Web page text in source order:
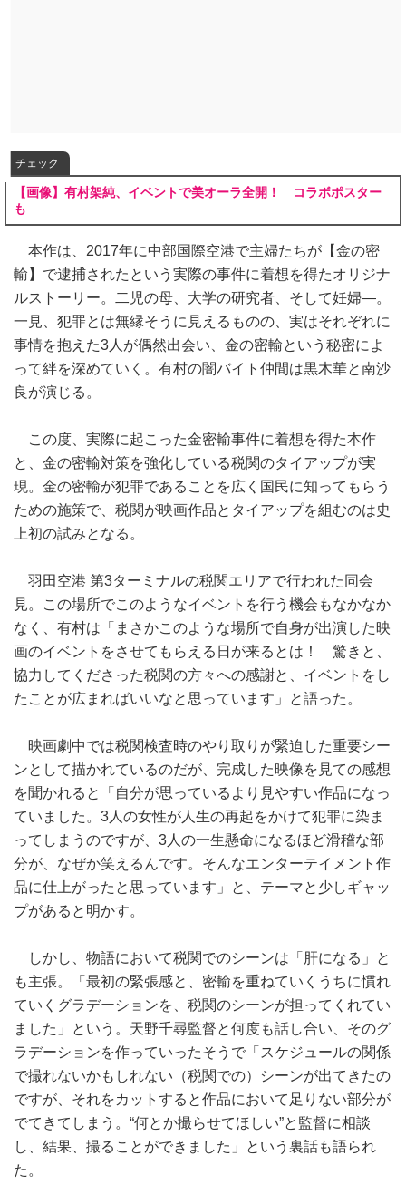
チェック
【画像】有村架純、イベントで美オーラ全開！ コラボポスター
も
本作は、2017年に中部国際空港で主婦たちが【金の密
輸】で逮捕されたという実際の事件に着想を得たオリジナ
ルストーリー。二児の母、大学の研究者、そして妊婦―。
一見、犯罪とは無縁そうに見えるものの、実はそれぞれに
事情を抱えた3人が偶然出会い、金の密輸という秘密によ
って絆を深めていく。有村の闇バイト仲間は黒木華と南沙
良が演じる。
この度、実際に起こった金密輸事件に着想を得た本作
と、金の密輸対策を強化している税関のタイアップが実
現。金の密輸が犯罪であることを広く国民に知ってもらう
ための施策で、税関が映画作品とタイアップを組むのは史
上初の試みとなる。
羽田空港 第3ターミナルの税関エリアで行われた同会
見。この場所でこのようなイベントを行う機会もなかなか
なく、有村は「まさかこのような場所で自身が出演した映
画のイベントをさせてもらえる日が来るとは！ 驚きと、
協力してくださった税関の方々への感謝と、イベントをし
たことが広まればいいなと思っています」と語った。
映画劇中では税関検査時のやり取りが緊迫した重要シー
ンとして描かれているのだが、完成した映像を見ての感想
を聞かれると「自分が思っているより見やすい作品になっ
ていました。3人の女性が人生の再起をかけて犯罪に染ま
ってしまうのですが、3人の一生懸命になるほど滑稽な部
分が、なぜか笑えるんです。そんなエンターテイメント作
品に仕上がったと思っています」と、テーマと少しギャッ
プがあると明かす。
しかし、物語において税関でのシーンは「肝になる」と
も主張。「最初の緊張感と、密輸を重ねていくうちに慣れ
ていくグラデーションを、税関のシーンが担ってくれてい
ました」という。天野千尋監督と何度も話し合い、そのグ
ラデーションを作っていったそうで「スケジュールの関係
で撮れないかもしれない（税関での）シーンが出てきたの
ですが、それをカットすると作品において足りない部分が
でてきてしまう。“何とか撮らせてほしい”と監督に相談
し、結果、撮ることができました」という裏話も語られ
た。